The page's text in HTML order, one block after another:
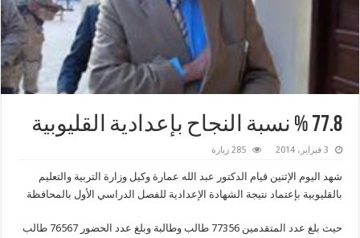
77.8 % نسبة النجاح بإعدادية القليوبية
3 فبراير، 2014 285 زيارة
شهد اليوم الإثنين قيام الدكتور عبد الله عمارة وكيل وزارة التربية والتعليم
بالقليوبية بإعتماد نتيجة الشهادة الإعدادية للفصل الدراسي الأول بالمحافظة
حيث بلغ عدد المتقدمين 77356 طالب وطالبة وبلغ عدد الحضور 76567 طالب